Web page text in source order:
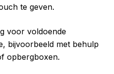
te geven.
voor voldoende
bijvoorbeeld met behulp
opbergboxen.